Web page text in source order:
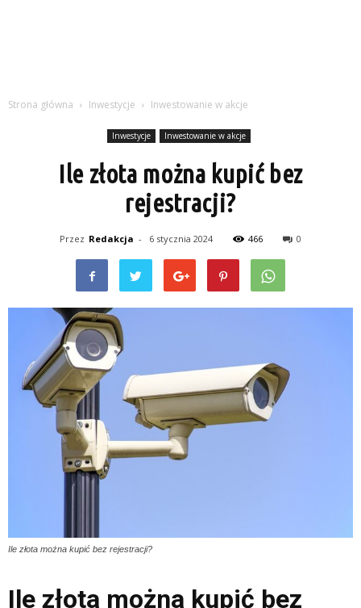
Strona główna Inwestycje Inwestowanie w akcje
Inwestycje Inwestowanie w akcje
Ile złota można kupić bez
rejestracji?
Przez Redakcja - 6 stycznia 2024 466 0
Ile złota można kupić bez rejestracji?
Ile złota można kupić bez